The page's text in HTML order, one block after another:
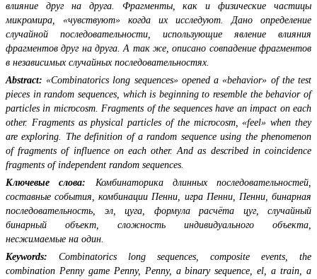
влияние друг на друга. Фрагменты, как и физические частицы
микромира, «чувствуют» когда их исследуют. Дано определение
случайной последовательности, использующие явление влияния
фрагментов друг на друга. А так же, описано совпадение фрагментов
в независимых случайных последовательностях.
Abstract: «Combinatorics long sequences» opened a «behavior» of the test
pieces in random sequences, which is beginning to resemble the behavior of
particles in microcosm. Fragments of the sequences have an impact on each
other. Fragments as physical particles of the microcosm, «feel» when they
are exploring. The definition of a random sequence using the phenomenon
of fragments of influence on each other. And as described in coincidence
fragments of independent random sequences.
Ключевые слова: Комбинаторика длинных последовательностей,
составные события, комбинации Пенни, игра Пенни, Пенни, бинарная
последовательность, эл, цуга, формула расчёта цуг, случайный
бинарный объект, сложность индивидуального объекта,
несжимаемые на один.
Keywords: Combinatorics long sequences, composite events, the
combination Penny game Penny, Penny, a binary sequence, el, a train, a